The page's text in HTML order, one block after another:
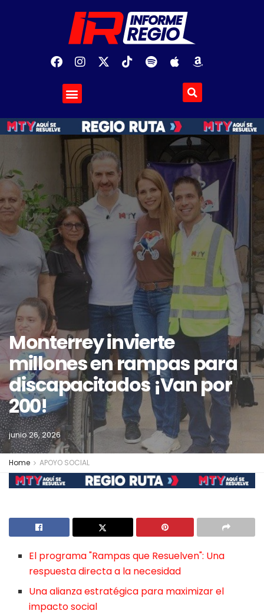
Monterrey invierte
millones en rampas para
discapacitados ¡Van por
200!
junio 26, 2026
Home APOYO SOCIAL
El programa "Rampas que Resuelven": Una
respuesta directa a la necesidad
Una alianza estratégica para maximizar el
impacto social